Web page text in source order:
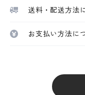
送料・配送方法
お支払い方法に